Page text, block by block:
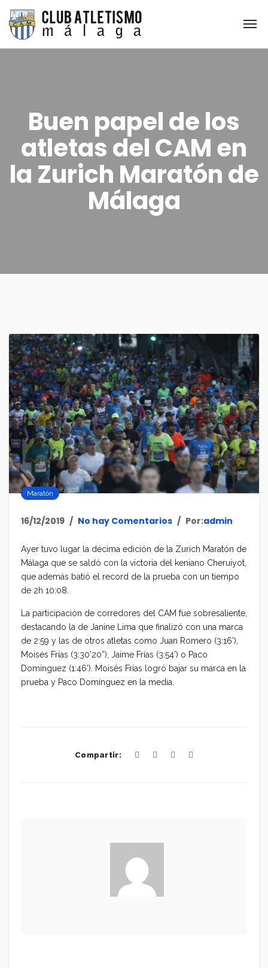
Buen papel de los
atletas del CAM en
la Zurich Maratón de
Málaga
Maratón
16/12/2019 No hay Comentarios Por:admin
Ayer tuvo lugar la décima edición de la Zurich Maratón de
Málaga que se saldó con la victoria del keniano Cheruiyot,
que además batió el record de la prueba con un tiempo
de 2h 10:08.
La participación de corredores del CAM fue sobresaliente,
destacando la de Janine Lima que finalizó con una marca
de 2:59 y las de otros atletas como Juan Romero (3:16’),
Moisés Frías (3:30’20”), Jaime Frías (3:54’) o Paco
Domínguez (1:46’). Moisés Frías logró bajar su marca en la
prueba y Paco Domínguez en la media.
Compartir: